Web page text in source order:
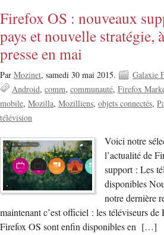
Firefox OS : nouveaux
pays et nouvelle stratégie,
presse en mai
Par Mozinet, samedi 30 mai 2015. Galaxie
Android comm communauté Firefox
mobile Mozilla Mozilliens objets connectés
télévision
Voici notre
l’actualité de
support : Les
disponibles
notre dernière
maintenant c’est officiel : les téléviseurs de
Firefox OS sont enfin disponibles en […]